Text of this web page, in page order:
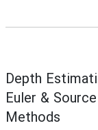
Depth
Euler &
Methods